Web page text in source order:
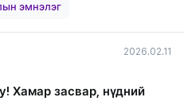
эмнэлэг
2026.02.11
Хамар засвар, нүдний